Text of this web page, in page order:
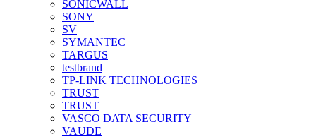
SONICWALL
SONY
SV
SYMANTEC
TARGUS
testbrand
TP-LINK TECHNOLOGIES
TRUST
TRUST
VASCO DATA SECURITY
VAUDE